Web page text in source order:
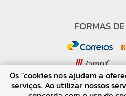
FORMAS
Os "cookies nos ajudam a
serviços. Ao utilizar nossos